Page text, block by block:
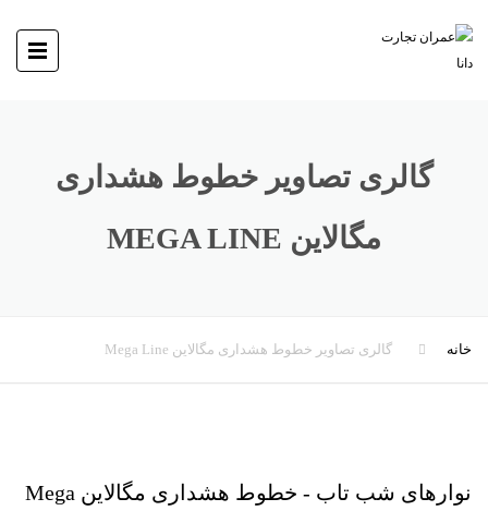
گالری تصاویر خطوط هشداری
مگالاین MEGA LINE
خانه گالری تصاویر خطوط هشداری مگالاین Mega Line
نوارهای شب تاب - خطوط هشداری مگالاین Mega